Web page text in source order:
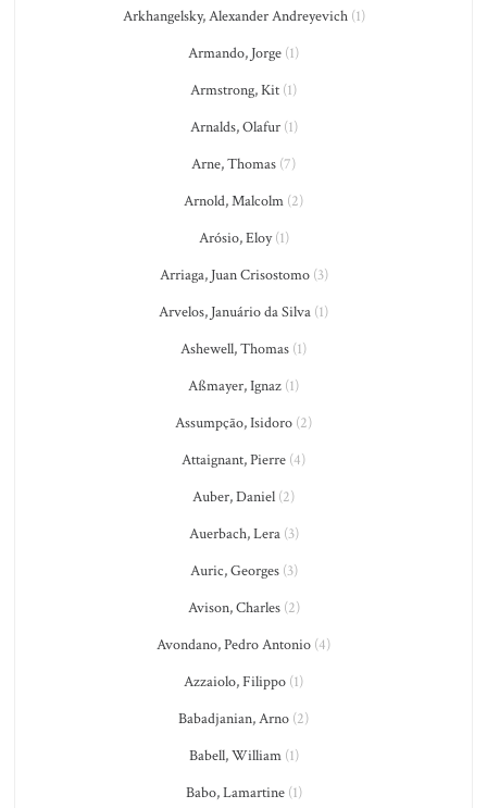
Arkhangelsky, Alexander Andreyevich(1)
Armando, Jorge (1)
Armstrong, Kit (1)
Arnalds, Olafur(1)
Arne, Thomas (7)
Arnold, Malcolm (2)
Arósio, Eloy(1)
Arriaga, Juan Crisostomo(3)
Arvelos, Januário da Silva (1)
Ashewell, Thomas (1)
Aßmayer, Ignaz (1)
Assumpção, Isidoro (2)
Attaignant, Pierre (4)
Auber, Daniel (2)
Auerbach, Lera(3)
Auric, Georges(3)
Avison, Charles(2)
Avondano, Pedro Antonio (4)
Azzaiolo, Filippo (1)
Babadjanian, Arno (2)
Babell, William(1)
Babo, Lamartine(1)